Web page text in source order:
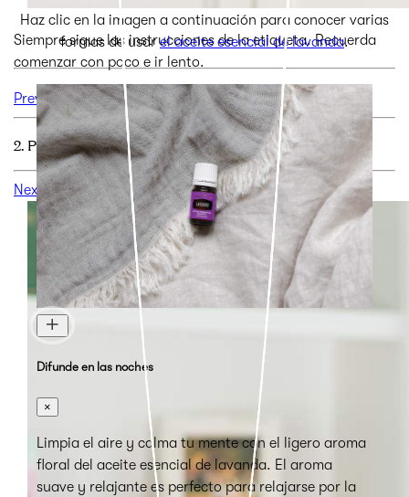
Siempre sigue las instrucciones de la etiqueta. Recuerda
comenzar con poco e ir lento.
Previous
2. PRUEBA EN LA PIEL
Next
Haz clic en la imagen a continuación para conocer varias
formas de usarel aceite esencial de lavanda.
Difunde en las noches
×
Limpia el aire y calma tu mente con el ligero aroma
floral del aceite esencial de lavanda. El aroma
suave y relajante es perfecto para relajarse por la